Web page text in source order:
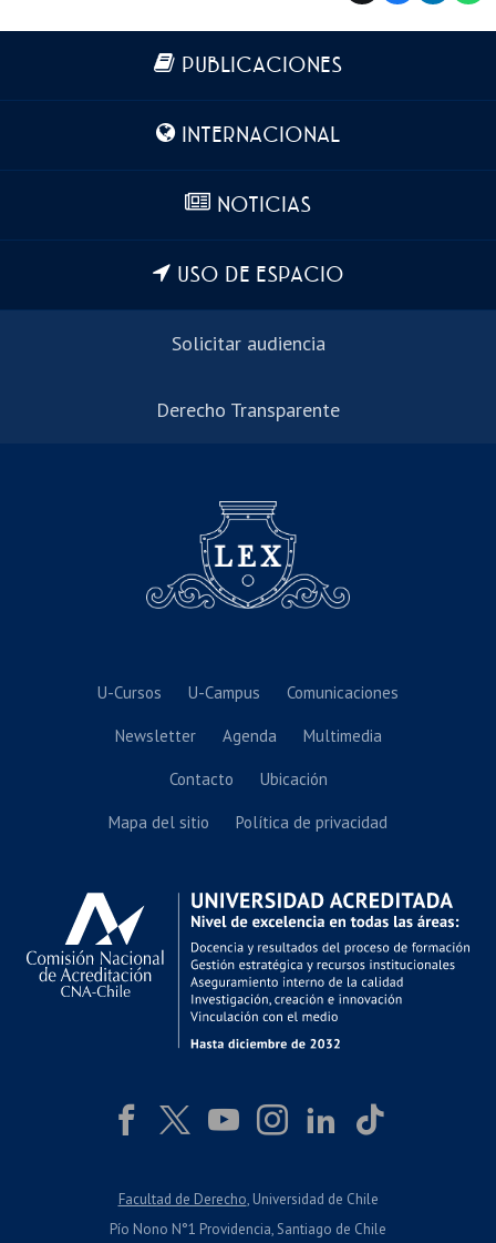
Más información
PUBLICACIONES
INTERNACIONAL
NOTICIAS
USO DE ESPACIO
Solicitar audiencia
Derecho Transparente
U-Cursos U-Campus Comunicaciones
Newsletter Agenda Multimedia
Contacto Ubicación
Mapa del sitio Política de privacidad
Facultad de Derecho, Universidad de Chile
Pío Nono N°1 Providencia, Santiago de Chile